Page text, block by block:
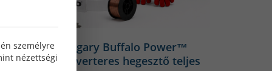
Hungary Buffalo Power™
140E Syn inverteres hegesztő teljes
személyre
nézettségi